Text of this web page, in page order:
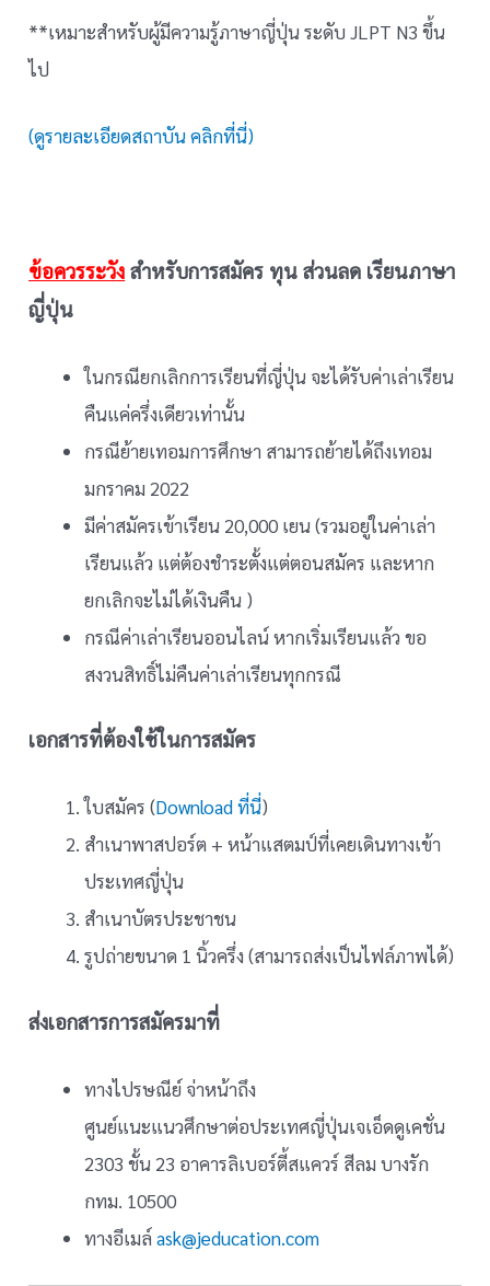
**เหมาะสำหรับผู้มีความรู้ภาษาญี่ปุ่น ระดับ JLPT N3 ขึ้น
ไป
(ดูรายละเอียดสถาบัน คลิกที่นี่)
ข้อควรระวัง สำหรับการสมัคร ทุน ส่วนลด เรียนภาษา
ญี่ปุ่น
ในกรณียกเลิกการเรียนที่ญี่ปุ่น จะได้รับค่าเล่าเรียน
คืนแค่ครึ่งเดียวเท่านั้น
กรณีย้ายเทอมการศึกษา สามารถย้ายได้ถึงเทอม
มกราคม 2022
มีค่าสมัครเข้าเรียน 20,000 เยน (รวมอยู่ในค่าเล่า
เรียนแล้ว แต่ต้องชำระตั้งแต่ตอนสมัคร และหาก
ยกเลิกจะไม่ได้เงินคืน )
กรณีค่าเล่าเรียนออนไลน์ หากเริ่มเรียนแล้ว ขอ
สงวนสิทธิ์ไม่คืนค่าเล่าเรียนทุกกรณี
เอกสารที่ต้องใช้ในการสมัคร
ใบสมัคร (Download ที่นี่)
สำเนาพาสปอร์ต + หน้าแสตมป์ที่เคยเดินทางเข้า
ประเทศญี่ปุ่น
สำเนาบัตรประชาชน
รูปถ่ายขนาด 1 นิ้วครึ่ง (สามารถส่งเป็นไฟล์ภาพได้)
ส่งเอกสารการสมัครมาที่
ทางไปรษณีย์ จ่าหน้าถึง
ศูนย์แนะแนวศึกษาต่อประเทศญี่ปุ่นเจเอ็ดดูเคชั่น
2303 ชั้น 23 อาคารลิเบอร์ตี้สแควร์ สีลม บางรัก
กทม. 10500
ทางอีเมล์ask@jeducation.com